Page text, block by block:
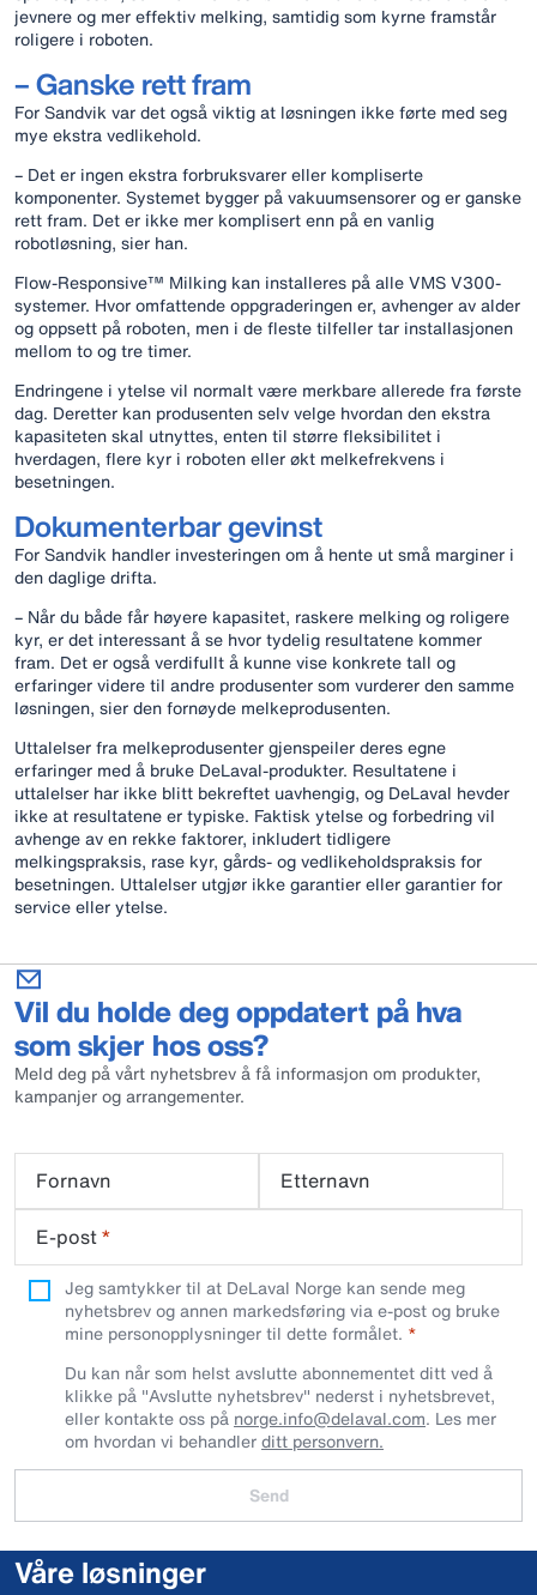
jevnere og mer effektiv melking, samtidig som kyrne framstår
roligere i roboten.
– Ganske rett fram
For Sandvik var det også viktig at løsningen ikke førte med seg
mye ekstra vedlikehold.
– Det er ingen ekstra forbruksvarer eller kompliserte
komponenter. Systemet bygger på vakuumsensorer og er ganske
rett fram. Det er ikke mer komplisert enn på en vanlig
robotløsning, sier han.
Flow‑Responsive™ Milking kan installeres på alle VMS V300-
systemer. Hvor omfattende oppgraderingen er, avhenger av alder
og oppsett på roboten, men i de fleste tilfeller tar installasjonen
mellom to og tre timer.
Endringene i ytelse vil normalt være merkbare allerede fra første
dag. Deretter kan produsenten selv velge hvordan den ekstra
kapasiteten skal utnyttes, enten til større fleksibilitet i
hverdagen, flere kyr i roboten eller økt melkefrekvens i
besetningen.
Dokumenterbar gevinst
For Sandvik handler investeringen om å hente ut små marginer i
den daglige drifta.
– Når du både får høyere kapasitet, raskere melking og roligere
kyr, er det interessant å se hvor tydelig resultatene kommer
fram. Det er også verdifullt å kunne vise konkrete tall og
erfaringer videre til andre produsenter som vurderer den samme
løsningen, sier den fornøyde melkeprodusenten.
Uttalelser fra melkeprodusenter gjenspeiler deres egne
erfaringer med å bruke DeLaval-produkter. Resultatene i
uttalelser har ikke blitt bekreftet uavhengig, og DeLaval hevder
ikke at resultatene er typiske. Faktisk ytelse og forbedring vil
avhenge av en rekke faktorer, inkludert tidligere
melkingspraksis, rase kyr, gårds- og vedlikeholdspraksis for
besetningen. Uttalelser utgjør ikke garantier eller garantier for
service eller ytelse.
Vil du holde deg oppdatert på hva
som skjer hos oss?
Meld deg på vårt nyhetsbrev å få informasjon om produkter,
kampanjer og arrangementer.
Fornavn
Etternavn
E-post*
Jeg samtykker til at DeLaval Norge kan sende meg
nyhetsbrev og annen markedsføring via e-post og bruke
mine personopplysninger til dette formålet.
Du kan når som helst avslutte abonnementet ditt ved å
klikke på "Avslutte nyhetsbrev" nederst i nyhetsbrevet,
eller kontakte oss på norge.info@delaval.com. Les mer
om hvordan vi behandlerditt personvern.
Send
Våre løsninger